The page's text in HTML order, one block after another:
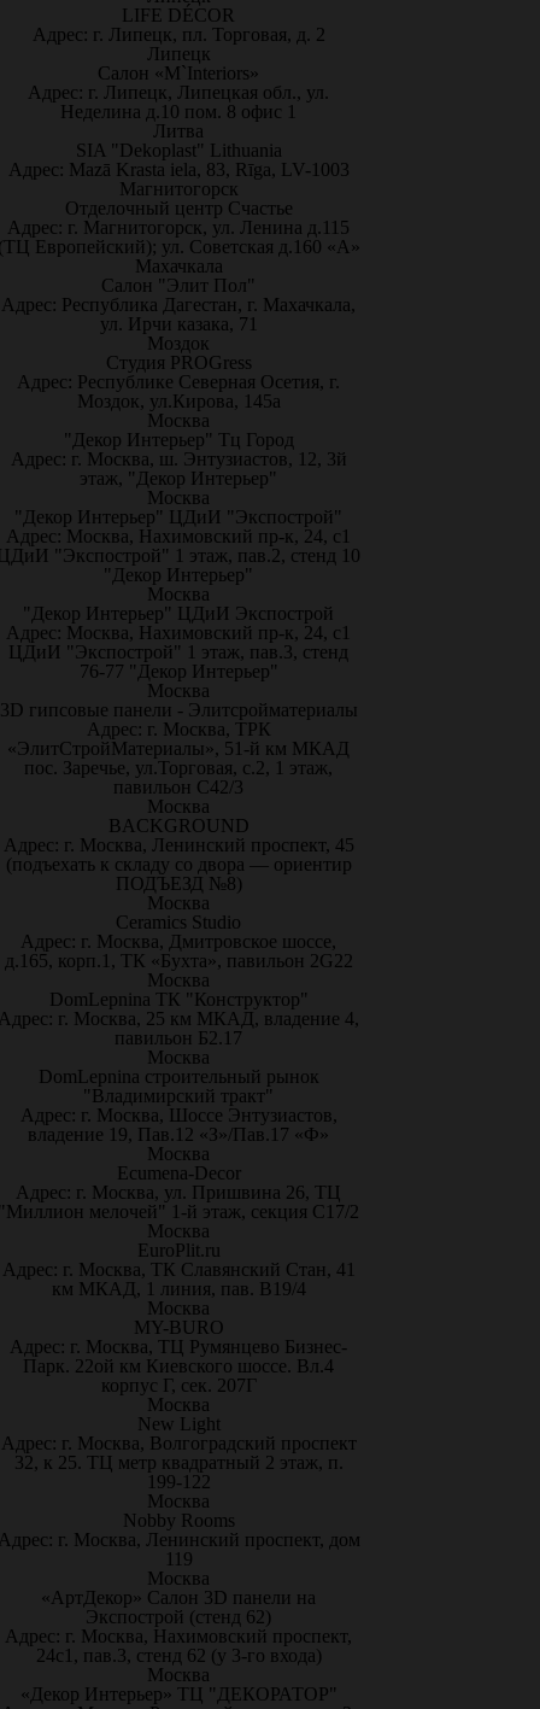
LIFE DÉCOR
Адрес: г. Липецк, пл. Торговая, д. 2
Липецк
Салон «M`Interiors»
Адрес: г. Липецк, Липецкая обл., ул.
Неделина д.10 пом. 8 офис 1
Литва
SIA "Dekoplast" Lithuania
Адрес: Mazā Krasta iela, 83, Rīga, LV-1003
Магнитогорск
Отделочный центр Счастье
Адрес: г. Магнитогорск, ул. Ленина д.115
Европейский); ул. Советская д.160 «А»
Махачкала
Салон "Элит Пол"
Адрес: Республика Дагестан, г. Махачкала,
ул. Ирчи казака, 71
Моздок
Студия PROGress
Адрес: Республике Северная Осетия, г.
Моздок, ул.Кирова, 145а
Москва
"Декор Интерьер" Тц Город
Адрес: г. Москва, ш. Энтузиастов, 12, 3й
этаж, "Декор Интерьер"
Москва
"Декор Интерьер" ЦДиИ "Экспострой"
Адрес: Москва, Нахимовский пр-к, 24, с1
"Экспострой" 1 этаж, пав.2, стенд 10
"Декор Интерьер"
Москва
"Декор Интерьер" ЦДиИ Экспострой
Адрес: Москва, Нахимовский пр-к, 24, с1
ЦДиИ "Экспострой" 1 этаж, пав.3, стенд
76-77 "Декор Интерьер"
Москва
3D гипсовые панели - Элитсройматериалы
Адрес: г. Москва, ТРК
«ЭлитСтройМатериалы», 51-й км МКАД
пос. Заречье, ул.Торговая, с.2, 1 этаж,
павильон С42/3
Москва
BACKGROUND
Адрес: г. Москва, Ленинский проспект, 45
(подъехать к складу со двора — ориентир
ПОДЪЕЗД №8)
Москва
Ceramics Studio
Адрес: г. Москва, Дмитровское шоссе,
д.165, корп.1, ТК «Бухта», павильон 2G22
Москва
DomLepnina ТК "Конструктор"
г. Москва, 25 км МКАД, владение 4,
павильон Б2.17
Москва
DomLepnina строительный рынок
"Владимирский тракт"
Адрес: г. Москва, Шоссе Энтузиастов,
владение 19, Пав.12 «З»/Пав.17 «Ф»
Москва
Ecumena-Decor
Адрес: г. Москва, ул. Пришвина 26, ТЦ
мелочей" 1-й этаж, секция С17/2
Москва
EuroPlit.ru
Адрес: г. Москва, ТК Славянский Стан, 41
км МКАД, 1 линия, пав. В19/4
Москва
MY-BURO
Адрес: г. Москва, ТЦ Румянцево Бизнес-
Парк. 22ой км Киевского шоссе. Вл.4
корпус Г, сек. 207Г
Москва
New Light
Адрес: г. Москва, Волгоградский проспект
32, к 25. ТЦ метр квадратный 2 этаж, п.
199-122
Москва
Nobby Rooms
г. Москва, Ленинский проспект, дом
119
Москва
«АртДекор» Салон 3D панели на
Экспострой (стенд 62)
Адрес: г. Москва, Нахимовский проспект,
24с1, пав.3, стенд 62 (у 3-го входа)
Москва
«Декор Интерьер» ТЦ "ДЕКОРАТОР"